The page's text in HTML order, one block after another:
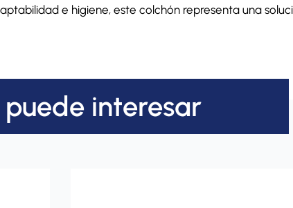
e higiene, este colchón representa una
interesar